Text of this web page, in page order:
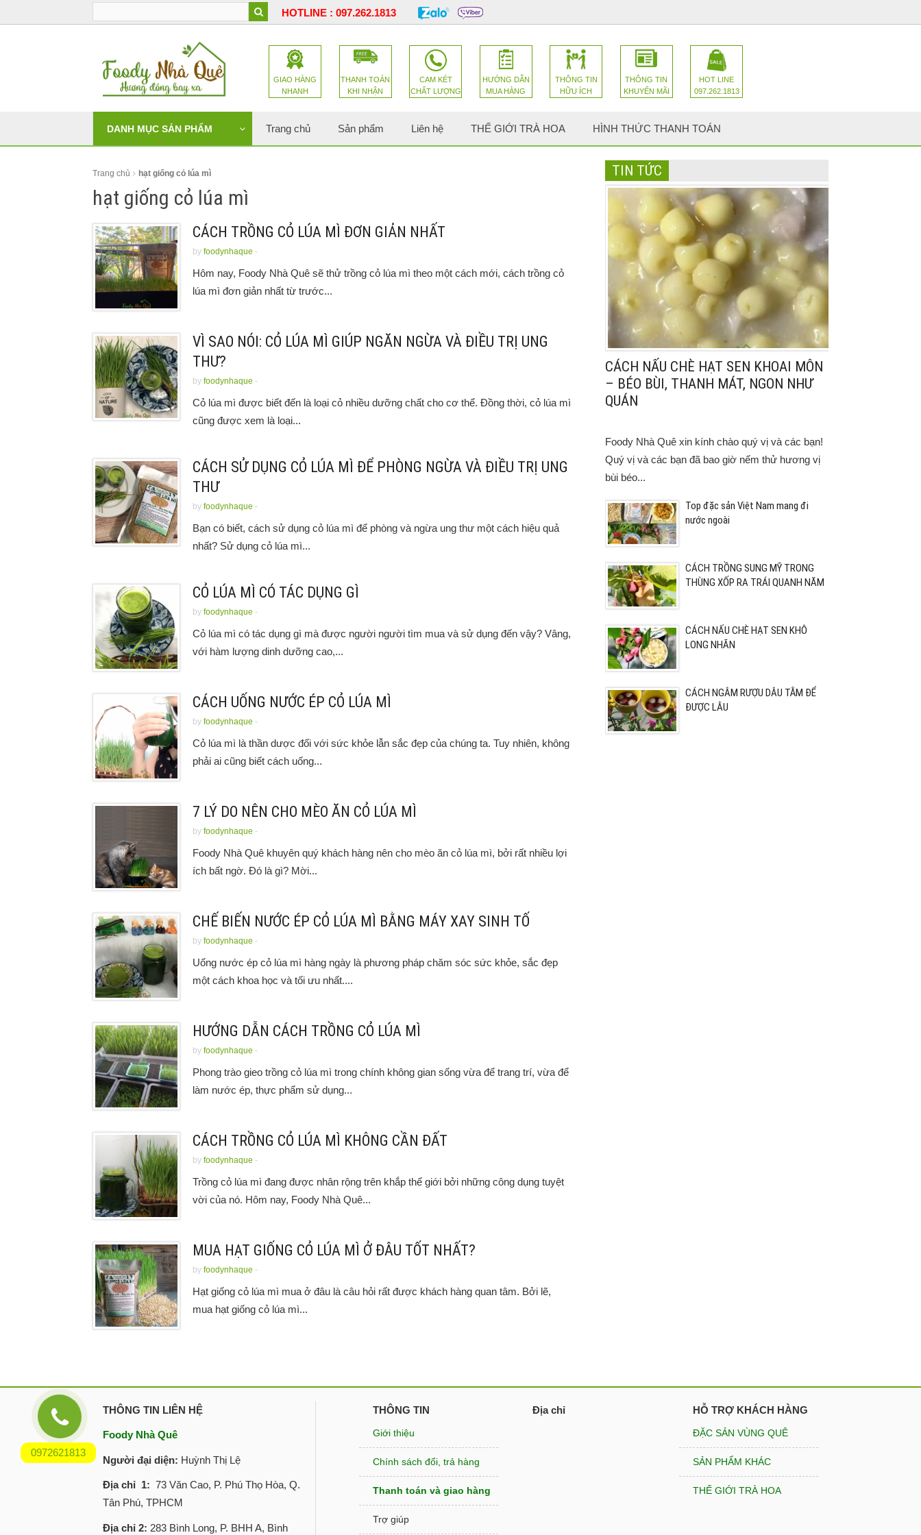
HOTLINE : 097.262.1813
GIAO HÀNG
NHANH
THANH TOÁN
KHI NHẬN
CAM KÉT
CHẤT LƯỢNG
HƯỚNG DẪN
MUA HÀNG
THÔNG TIN
HỮU ÍCH
THÔNG TIN
KHUYẾN MÃI
HOT LINE
097.262.1813
DANH MỤC SẢN PHẨM Trang chủ Sản phẩm Liên hệ THẾ GIỚI TRÀ HOA HÌNH THỨC THANH TOÁN
Trang chủ hạt giống cỏ lúa mì
hạt giống cỏ lúa mì
CÁCH TRỒNG CỎ LÚA MÌ ĐƠN GIẢN NHẤT
by foodynhaque -
Hôm nay, Foody Nhà Quê sẽ thử trồng cỏ lúa mì theo một cách mới, cách trồng cỏ
lúa mì đơn giản nhất từ trước...
VÌ SAO NÓI: CỎ LÚA MÌ GIÚP NGĂN NGỪA VÀ ĐIỀU TRỊ UNG
THƯ?
by foodynhaque -
Cỏ lúa mì được biết đến là loại cỏ nhiều dưỡng chất cho cơ thể. Đồng thời, cỏ lúa mì
cũng được xem là loại...
CÁCH SỬ DỤNG CỎ LÚA MÌ ĐỂ PHÒNG NGỪA VÀ ĐIỀU TRỊ UNG
THƯ
by foodynhaque -
Bạn có biết, cách sử dụng cỏ lúa mì để phòng và ngừa ung thư một cách hiệu quả
nhất? Sử dụng cỏ lúa mì...
CỎ LÚA MÌ CÓ TÁC DỤNG GÌ
by foodynhaque -
Cỏ lúa mì có tác dụng gì mà được người người tìm mua và sử dụng đến vậy? Vâng,
với hàm lượng dinh dưỡng cao,...
CÁCH UỐNG NƯỚC ÉP CỎ LÚA MÌ
by foodynhaque -
Cỏ lúa mì là thần dược đối với sức khỏe lẫn sắc đẹp của chúng ta. Tuy nhiên, không
phải ai cũng biết cách uống...
7 LÝ DO NÊN CHO MÈO ĂN CỎ LÚA MÌ
by foodynhaque -
Foody Nhà Quê khuyên quý khách hàng nên cho mèo ăn cỏ lúa mì, bởi rất nhiều lợi
ích bất ngờ. Đó là gì? Mời...
CHẾ BIẾN NƯỚC ÉP CỎ LÚA MÌ BẰNG MÁY XAY SINH TỐ
by foodynhaque -
Uống nước ép cỏ lúa mì hàng ngày là phương pháp chăm sóc sức khỏe, sắc đẹp
một cách khoa học và tối ưu nhất....
HƯỚNG DẪN CÁCH TRỒNG CỎ LÚA MÌ
by foodynhaque -
Phong trào gieo trồng cỏ lúa mì trong chính không gian sống vừa để trang trí, vừa để
làm nước ép, thực phẩm sử dụng...
CÁCH TRỒNG CỎ LÚA MÌ KHÔNG CẦN ĐẤT
by foodynhaque -
Trồng cỏ lúa mì đang được nhân rộng trên khắp thế giới bởi những công dụng tuyệt
vời của nó. Hôm nay, Foody Nhà Quê...
MUA HẠT GIỐNG CỎ LÚA MÌ Ở ĐÂU TỐT NHẤT?
by foodynhaque -
Hạt giống cỏ lúa mì mua ở đâu là câu hỏi rất được khách hàng quan tâm. Bởi lẽ,
mua hạt giống cỏ lúa mì...
TIN TỨC
CÁCH NẤU CHÈ HẠT SEN KHOAI MÔN
– BÉO BÙI, THANH MÁT, NGON NHƯ
QUÁN
Foody Nhà Quê xin kính chào quý vị và các bạn!
Quý vị và các bạn đã bao giờ nếm thử hương vị
bùi béo...
Top đặc sản Việt Nam mang đi
nước ngoài
CÁCH TRỒNG SUNG MỸ TRONG
THÙNG XỐP RA TRÁI QUANH NĂM
CÁCH NẤU CHÈ HẠT SEN KHÔ
LONG NHÃN
CÁCH NGÂM RƯỢU DÂU TẰM ĐỂ
ĐƯỢC LÂU
0972621813
THÔNG TIN LIÊN HỆ
Foody Nhà Quê
Người đại diện: Huỳnh Thị Lệ
Địa chỉ 1: 73 Văn Cao, P. Phú Thọ Hòa, Q.
Tân Phú, TPHCM
Địa chỉ 2: 283 Bình Long, P. BHH A, Bình
THÔNG TIN
Giới thiệu
Chính sách đổi, trả hàng
Thanh toán và giao hàng
Trợ giúp
Địa chỉ HỖ TRỢ KHÁCH HÀNG
ĐẶC SẢN VÙNG QUÊ
SẢN PHẨM KHÁC
THẾ GIỚI TRÀ HOA